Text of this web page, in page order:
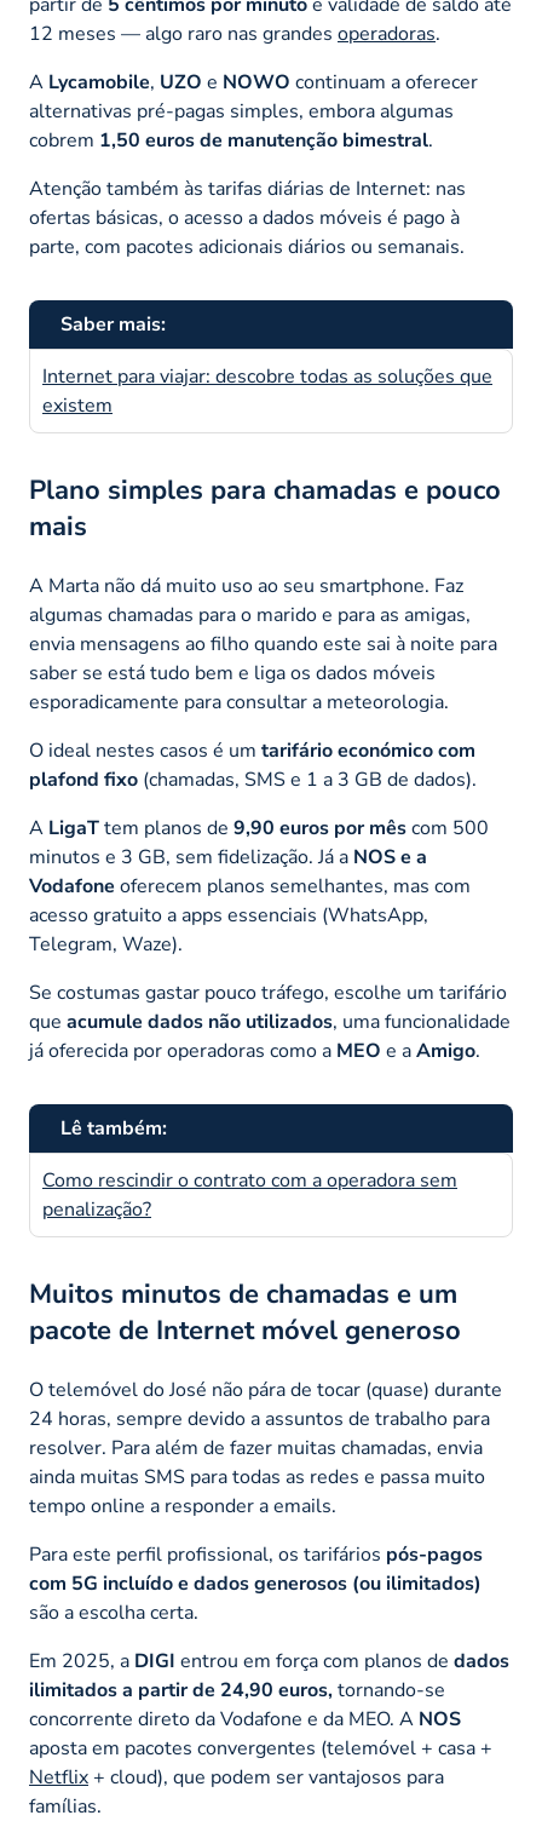
12 meses — algo raro nas grandes operadoras.
A Lycamobile, UZO e NOWO continuam a oferecer
alternativas pré-pagas simples, embora algumas
cobrem 1,50 euros de manutenção bimestral.
Atenção também às tarifas diárias de Internet: nas
ofertas básicas, o acesso a dados móveis é pago à
parte, com pacotes adicionais diários ou semanais.
Saber mais:
Internet para viajar: descobre todas as soluções que
existem
Plano simples para chamadas e pouco
mais
A Marta não dá muito uso ao seu smartphone. Faz
algumas chamadas para o marido e para as amigas,
envia mensagens ao filho quando este sai à noite para
saber se está tudo bem e liga os dados móveis
esporadicamente para consultar a meteorologia.
O ideal nestes casos é um tarifário económico com
plafond fixo (chamadas, SMS e 1 a 3 GB de dados).
A LigaTtem planos de 9,90 euros por mêscom 500
minutos e 3 GB, sem fidelização. Já a NOS e a
Vodafone oferecem planos semelhantes, mas com
acesso gratuito a apps essenciais (WhatsApp,
Telegram, Waze).
Se costumas gastar pouco tráfego, escolhe um tarifário
que acumule dados não utilizados, uma funcionalidade
já oferecida por operadoras como a MEO e aAmigo.
Lê também:
Como rescindir o contrato com a operadora sem
penalização?
Muitos minutos de chamadas e um
pacote de Internet móvel generoso
O telemóvel do José não pára de tocar (quase) durante
24 horas, sempre devido a assuntos de trabalho para
resolver. Para além de fazer muitas chamadas, envia
ainda muitas SMS para todas as redes e passa muito
tempo online a responder a emails.
Para este perfil profissional, os tarifários pós-pagos
com 5G incluído e dados generosos (ou ilimitados)
são a escolha certa.
Em 2025, a DIGI entrou em força com planos de dados
ilimitados a partir de 24,90 euros,tornando-se
concorrente direto da Vodafone e da MEO. A NOS
aposta em pacotes convergentes (telemóvel + casa +
Netflix+ cloud), que podem ser vantajosos para
famílias.